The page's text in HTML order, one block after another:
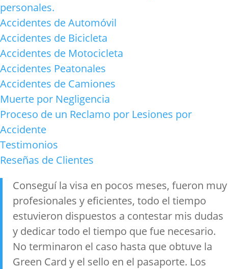
personales.
Accidentes de Automóvil
Accidentes de Bicicleta
Accidentes de Motocicleta
Accidentes Peatonales
Accidentes de Camiones
Muerte por Negligencia
Proceso de un Reclamo por Lesiones por
Accidente
Testimonios
Reseñas de Clientes
Conseguí la visa en pocos meses, fueron muy
profesionales y eficientes, todo el tiempo
estuvieron dispuestos a contestar mis dudas
y dedicar todo el tiempo que fue necesario.
No terminaron el caso hasta que obtuve la
Green Card y el sello en el pasaporte. Los